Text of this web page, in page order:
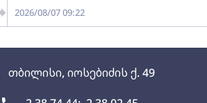
თბილისი, იოსებიძის ქ. 49
2026/08/07 09:22